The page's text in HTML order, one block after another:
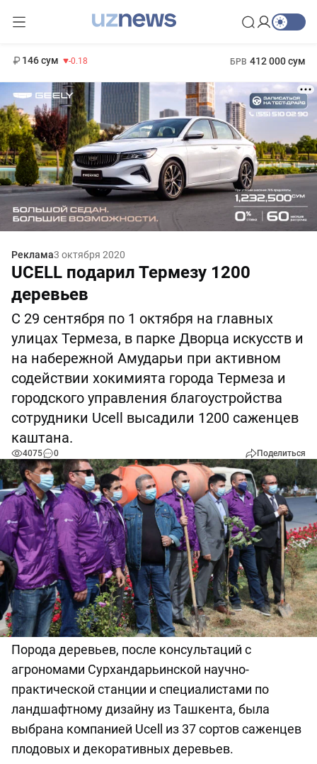
146 сум -0.18 БРВ 412 000 сум
Реклама3 октября 2020
UCELL подарил Термезу 1200
деревьев
С 29 сентября по 1 октября на главных
улицах Термеза, в парке Дворца искусств и
на набережной Амударьи при активном
содействии хокимията города Термеза и
городского управления благоустройства
сотрудники Ucell высадили 1200 саженцев
каштана.
4075 0 Поделиться
Порода деревьев, после консультаций с
агрономами Сурхандарьинской научно-
практической станции и специалистами по
ландшафтному дизайну из Ташкента, была
выбрана компанией Ucell из 37 сортов саженцев
плодовых и декоративных деревьев.